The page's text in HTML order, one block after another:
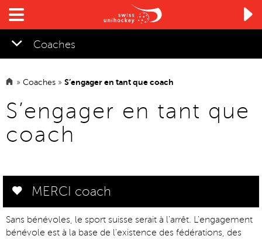

Coaches
» Coaches » S’engager en tant que coach
S’engager en tant que
coach
MERCI coach
Sans bénévoles, le sport suisse serait à l'arrêt. L'engagement
bénévole est à la base de l'existence des fédérations, des